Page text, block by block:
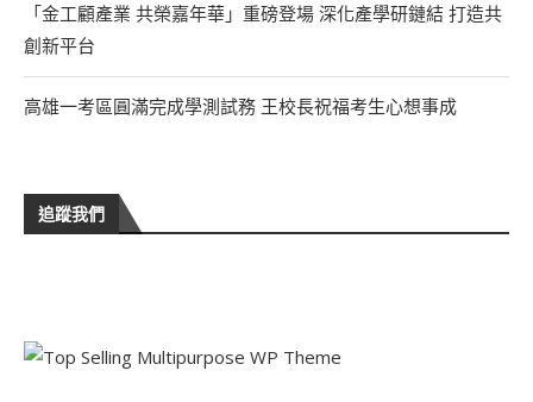
「金工顧產業 共榮嘉年華」重磅登場 深化產學研鏈結 打造共
創新平台
高雄一考區圓滿完成學測試務 王校長祝福考生心想事成
追蹤我們